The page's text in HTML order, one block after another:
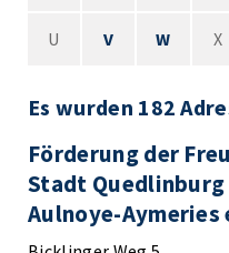
U V W X
Es wurden 182
Förderung der
Stadt
Aulnoye-Aymeries